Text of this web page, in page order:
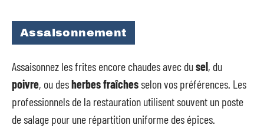
Assaisonnement
Assaisonnez les frites encore chaudes avec dusel, du
poivre, ou desherbes fraîchesselon vos préférences. Les
professionnels de la restauration utilisent souvent un poste
de salage pour une répartition uniforme des épices.